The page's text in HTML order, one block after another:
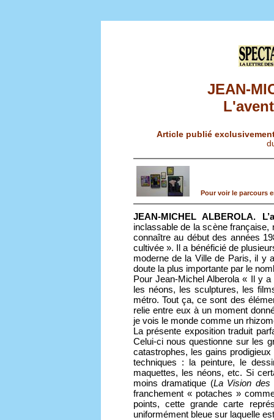
JEAN-
Article publié
Pour voir le parcours
JEAN-MICHEL ALBEROLA.
inclassable de la scène française,
connaître au début des années
cultivée ». Il a bénéficié de
moderne de la Ville de Paris, il y
doute la plus importante par le
Pour Jean-Michel Alberola « Il y
les néons, les sculptures, les
métro. Tout ça, ce sont des
relie entre eux à un moment
je vois le monde comme un
La présente exposition traduit
Celui-ci nous questionne sur les
catastrophes, les gains
techniques : la peinture, le
maquettes, les néons, etc. Si
moins dramatique (La Vision des
franchement « potaches »
points, cette grande carte
uniformément bleue sur laquelle